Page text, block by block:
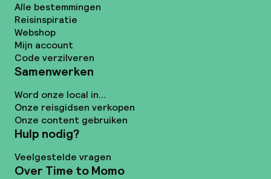
Alle bestemmingen
Reisinspiratie
Webshop
Mijn account
Code verzilveren
Samenwerken
Word onze local in...
Onze reisgidsen verkopen
Onze content gebruiken
Hulp nodig?
Veelgestelde vragen
Over Time to Momo